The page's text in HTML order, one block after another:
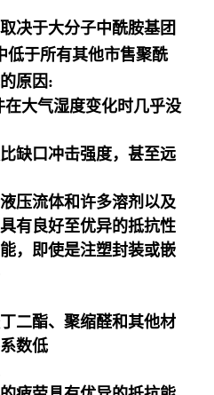
决于大分子中酰胺基团
低于所有其他市售聚酰
原因:
大气湿度变化时几乎没
缺口冲击强度，甚至远
压流体和许多溶剂以及
有良好至优异的抵抗性
，即使是注塑封装或嵌
二酯、聚缩醛和其他材
数低